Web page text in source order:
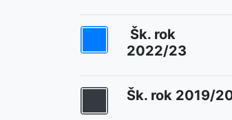
Šk. rok
2022/23
Šk. rok 2019/